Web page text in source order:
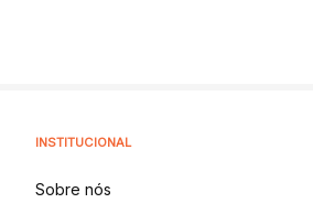
INSTITUCIONAL
Sobre nós